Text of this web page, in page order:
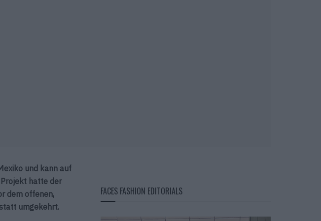
und kann auf
hatte der
dem offenen,
umgekehrt.
FACES FASHION EDITORIALS